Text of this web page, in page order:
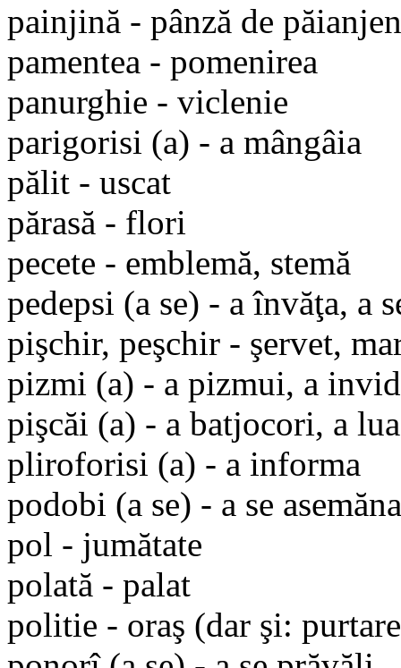
painjină - pânză de păianjen
pamentea - pomenirea
panurghie - viclenie
parigorisi (a) - a mângâia
pălit - uscat
părasă - flori
pecete - emblemă, stemă
pedepsi (a se) - a învăţa, a
pişchir, peşchir - şervet,
pizmi (a) - a pizmui, a
pişcăi (a) - a batjocori, a
pliroforisi (a) - a informa
podobi (a se) - a se asemăna
pol - jumătate
polată - palat
politie - oraş (dar şi: